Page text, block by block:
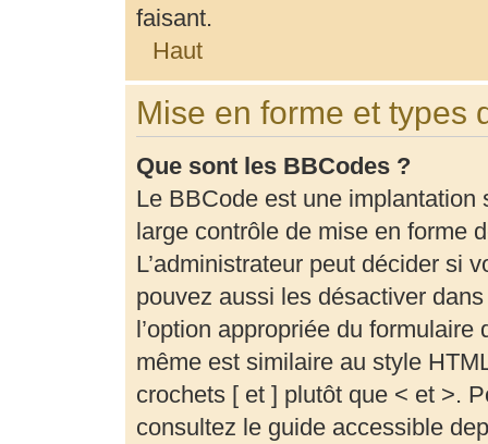
faisant.
Haut
Mise en forme et types
Que sont les BBCodes ?
Le BBCode est une
large contrôle de mise en forme
L’administrateur peut décider si
pouvez aussi les désactiver
l’option appropriée du
même est similaire au style
crochets [ et ] plutôt que < et >.
consultez le guide accessible